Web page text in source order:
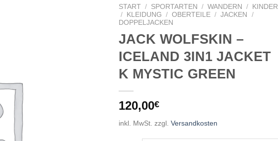
START / SPORTARTEN / WANDERN /
KINDER
/
KLEIDUNG / OBERTEILE / JACKEN
/
DOPPELJACKEN
JACK WOLFSKIN –
ICELAND 3IN1 JACKET
K MYSTIC GREEN
120,00€
inkl. MwSt. zzgl. Versandkosten